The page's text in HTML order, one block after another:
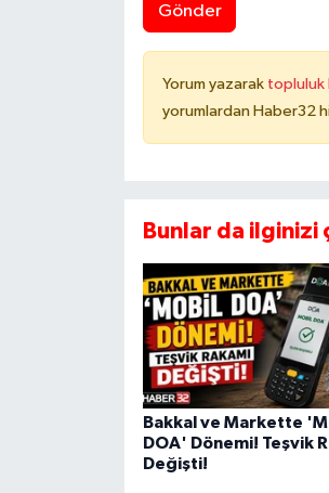
Gönder
Yorum yazarak topluluk
yorumlardan Haber32
Bunlar da ilginizi
Bakkal ve Markette
DOA' Dönemi! Teşvik
Değişti!